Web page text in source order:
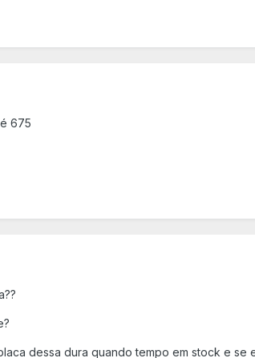
675
dessa dura quando tempo em stock e